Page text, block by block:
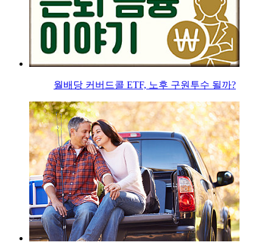
월배당 커버드콜 ETF, 노후 구원투수 될까?